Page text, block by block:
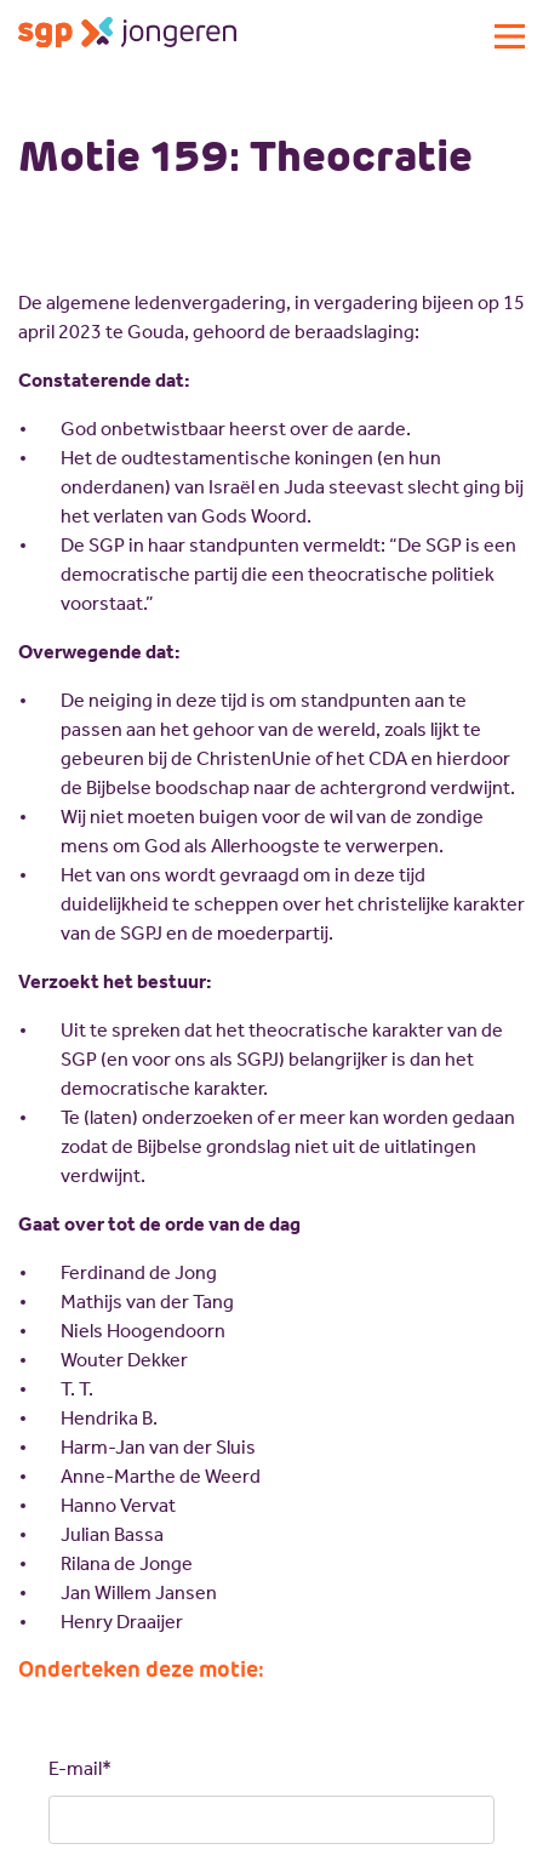
Activiteiten
Doe mee
Doneren
Sponsoren
Magazines
Vacatures
Scholing
Nieuw politiek talent
Gastlessen
Spreekbeurtpakket
JV Pakket
Contact
Over SGP-jongeren
Bestuur
Missie en visie
Geschiedenis
Commissies
Partners
Landelijke SGP
Vrijwilligersplatform
Motie 159: Theocratie
De algemene ledenvergadering, in vergadering bijeen op 15
april 2023 te Gouda, gehoord de beraadslaging:
Constaterende dat:
God onbetwistbaar heerst over de aarde.
Het de oudtestamentische koningen (en hun
onderdanen) van Israël en Juda steevast slecht ging bij
het verlaten van Gods Woord.
De SGP in haar standpunten vermeldt: “De SGP is een
democratische partij die een theocratische politiek
voorstaat.”
Overwegende dat:
De neiging in deze tijd is om standpunten aan te
passen aan het gehoor van de wereld, zoals lijkt te
gebeuren bij de ChristenUnie of het CDA en hierdoor
de Bijbelse boodschap naar de achtergrond verdwijnt.
Wij niet moeten buigen voor de wil van de zondige
mens om God als Allerhoogste te verwerpen.
Het van ons wordt gevraagd om in deze tijd
duidelijkheid te scheppen over het christelijke karakter
van de SGPJ en de moederpartij.
Verzoekt het bestuur:
Uit te spreken dat het theocratische karakter van de
SGP (en voor ons als SGPJ) belangrijker is dan het
democratische karakter.
Te (laten) onderzoeken of er meer kan worden gedaan
zodat de Bijbelse grondslag niet uit de uitlatingen
verdwijnt.
Gaat over tot de orde van de dag
Ferdinand de Jong
Mathijs van der Tang
Niels Hoogendoorn
Wouter Dekker
T. T.
Hendrika B.
Harm-Jan van der Sluis
Anne-Marthe de Weerd
Hanno Vervat
Julian Bassa
Rilana de Jonge
Jan Willem Jansen
Henry Draaijer
Onderteken deze motie:
backE-mail*